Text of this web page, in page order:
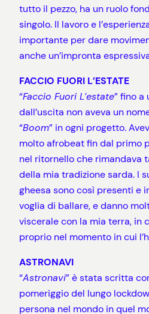
tutto il pezzo, ha un ruolo
singolo. Il lavoro e
importante per dare
anche un’impronta
FACCIO FUORI L’ESTATE
“Faccio Fuori L’estate” fino a
dall’uscita non aveva un
“Boom” in ogni progetto.
molto afrobeat fin dal primo
nel ritornello che rimandava
della mia tradizione sarda. I
gheesa sono così presenti e
voglia di ballare, e danno
viscerale con la mia terra, in
proprio nel momento in cui
ASTRONAVI
“Astronavi” è stata scritta
pomeriggio del lungo
persona nel mondo in quel